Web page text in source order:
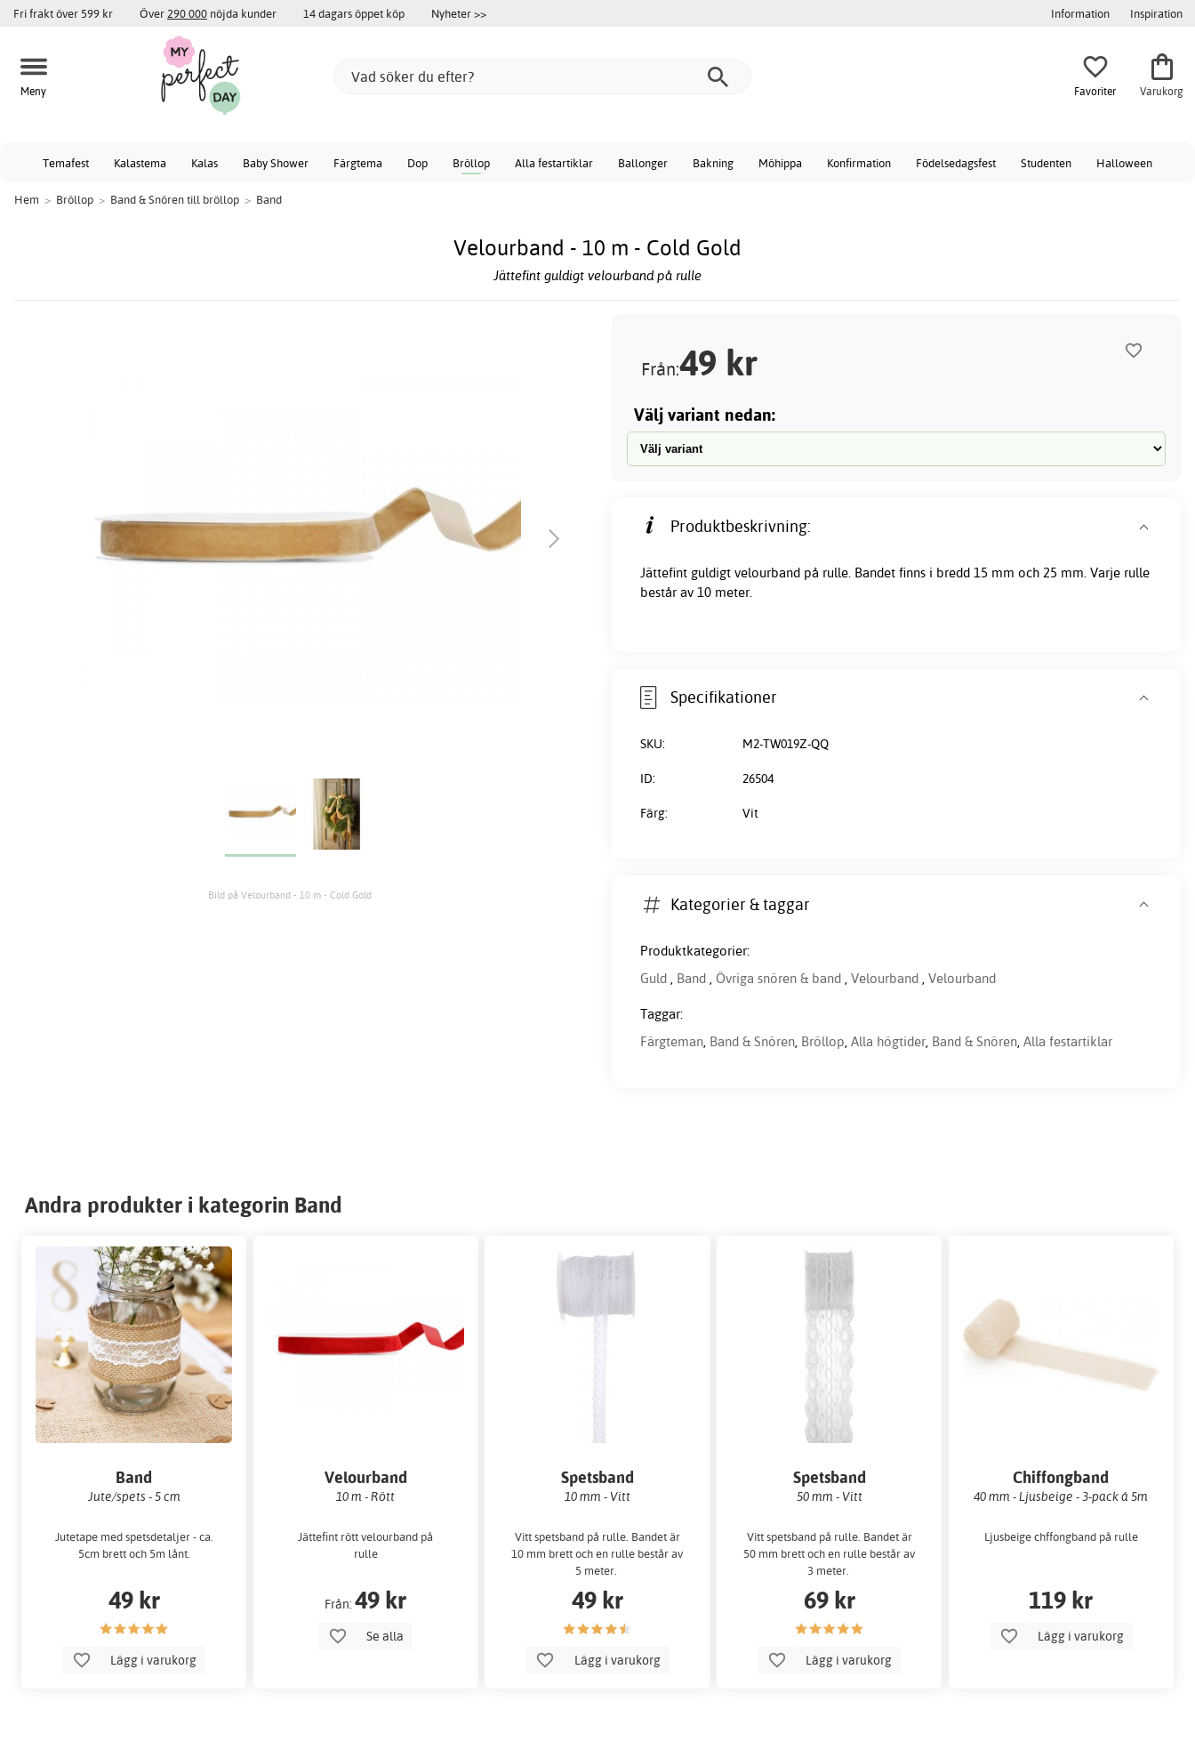
Fri frakt över 599 kr Över 290 000 nöjda kunder 14 dagars öppet köp Nyheter >> Information Inspiration
Meny Favoriter Varukorg
Temafest Kalastema Kalas Baby Shower Färgtema Dop Bröllop Alla festartiklar Ballonger Bakning Möhippa Konfirmation Födelsedagsfest Studenten Halloween
Hem > Bröllop > Band & Snören till bröllop > Band
Velourband - 10 m - Cold Gold
Jättefint guldigt velourband på rulle
Bild på Velourband - 10 m - Cold Gold
Från:49 kr
Välj variant nedan:
Produktbeskrivning:
Jättefint guldigt velourband på rulle. Bandet finns i bredd 15 mm och 25 mm. Varje rulle
består av 10 meter.
Specifikationer
SKU: M2-TW019Z-QQ
ID: 26504
Färg: Vit
Kategorier & taggar
Produktkategorier:
Guld , Band , Övriga snören & band , Velourband , Velourband
Taggar:
Färgteman, Band & Snören, Bröllop, Alla högtider, Band & Snören, Alla festartiklar
Andra produkter i kategorin Band
Band
Jute/spets - 5 cm
Jutetape med spetsdetaljer - ca.
5cm brett och 5m lånt.
49 kr
Lägg i varukorg
Velourband
10 m - Rött
Jättefint rött velourband på
rulle
Från:49 kr
Se alla
Spetsband
10 mm - Vitt
Vitt spetsband på rulle. Bandet är
10 mm brett och en rulle består av
5 meter.
49 kr
Lägg i varukorg
Spetsband
50 mm - Vitt
Vitt spetsband på rulle. Bandet är
50 mm brett och en rulle består av
3 meter.
69 kr
Lägg i varukorg
Chiffongband
40 mm - Ljusbeige - 3-pack á 5m
Ljusbeige chffongband på rulle
119 kr
Lägg i varukorg